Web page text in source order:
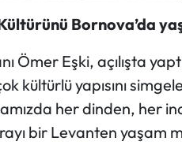
Bornova’da
Ömer Eşki, açılışta
kültürlü yapısını
her dinden, her
bir Levanten yaşam